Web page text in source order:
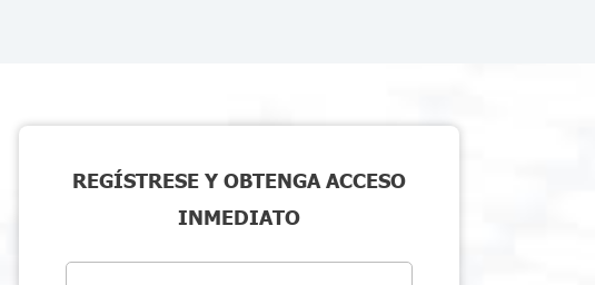
REGÍSTRESE Y OBTENGA ACCESO
INMEDIATO